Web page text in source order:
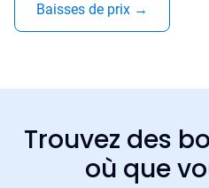
Baisses de prix →
Trouvez des
où que